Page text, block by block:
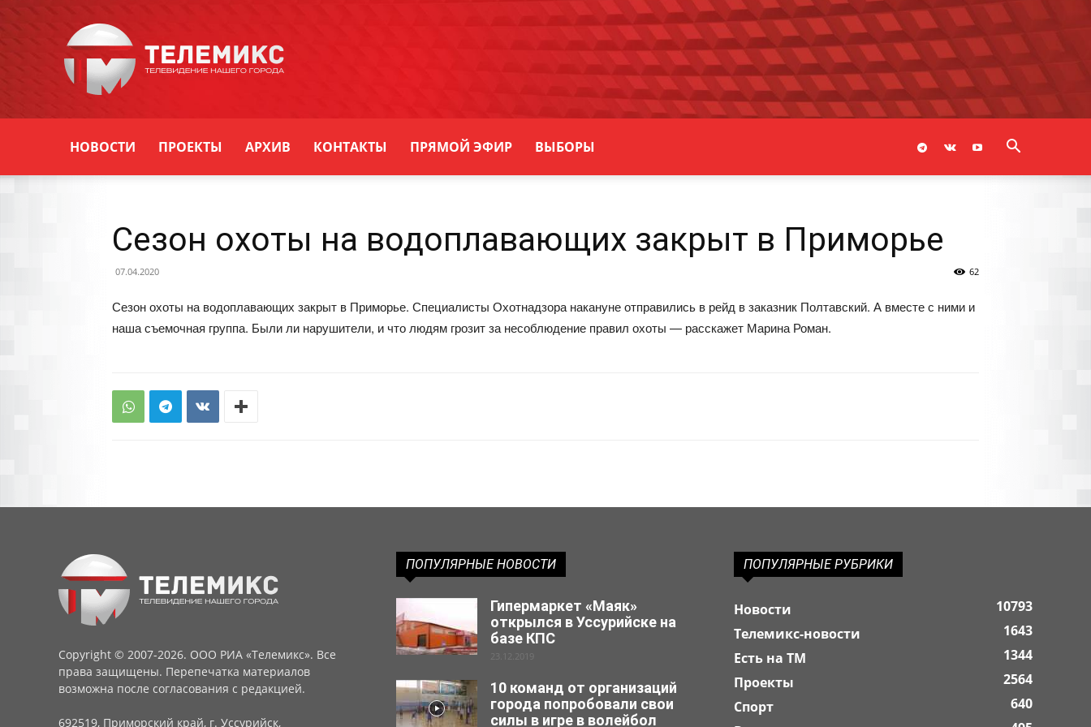
Уссурийска
НОВОСТИ ПРОЕКТЫ АРХИВ КОНТАКТЫ ПРЯМОЙ ЭФИР ВЫБОРЫ
Сезон охоты на водоплавающих закрыт в Приморье
07.04.2020 62
Сезон охоты на водоплавающих закрыт в Приморье. Специалисты Охотнадзора накануне отправились в рейд в заказник Полтавский. А вместе с ними и
наша съемочная группа. Были ли нарушители, и что людям грозит за несоблюдение правил охоты — расскажет Марина Роман.
Copyright © 2007-2026. ООО РИА «Телемикс». Все
права защищены. Перепечатка материалов
возможна после согласования с редакцией.
692519, Приморский край, г. Уссурийск,
ПОПУЛЯРНЫЕ НОВОСТИ
Гипермаркет «Маяк»
открылся в Уссурийске на
базе КПС
23.12.2019
10 команд от организаций
города попробовали свои
силы в игре в волейбол
ПОПУЛЯРНЫЕ РУБРИКИ
Новости
10793
Телемикс-новости
1643
Есть на ТМ
1344
Проекты
2564
Спорт
640